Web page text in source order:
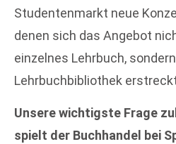
Studentenmarkt neue
denen sich das Angebot
einzelnes Lehrbuch,
Lehrbuchbibliothek
Unsere wichtigste Frage
spielt der Buchhandel bei